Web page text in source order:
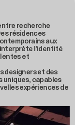
recherche
résidences
aux
l’identité
et
designers et des
uniques, capables
expériences de